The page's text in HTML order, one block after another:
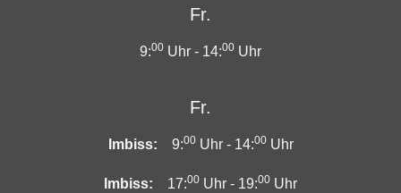
Fr.
9:00 Uhr - 14:00 Uhr
Fr.
Imbiss: 9:00Uhr - 14:00Uhr
Imbiss: 17:00 Uhr - 19:00 Uhr